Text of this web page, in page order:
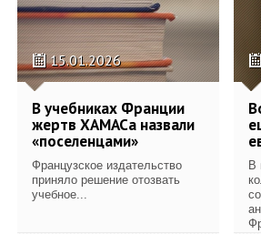
15.01.2026
В учебниках Франции
жертв ХАМАСа назвали
«поселенцами»
Французское издательство
приняло решение отозвать
учебное...
В